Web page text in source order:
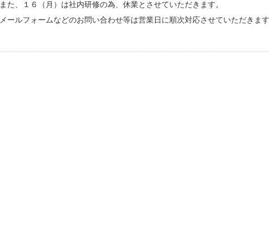
また、１６（月）は社内研修の為、休業とさせていただきます。
メールフォームなどのお問い合わせ等は営業日に順次対応させていただきま